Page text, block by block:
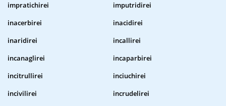
impratichirei
imputridirei
inacerbirei
inacidirei
inaridirei
incallirei
incanaglirei
incaparbirei
incitrullirei
inciuchirei
incivilirei
incrudelirei